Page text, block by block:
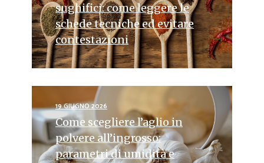
sughifici: come leggere le
schede tecniche ed evitare
contestazioni
19 GIUGNO 2026
Come scegliere l’aglio in
polvere all’ingrosso:
parametri di umidità e